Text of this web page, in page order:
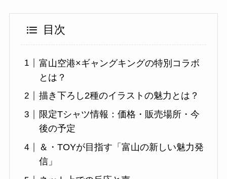
目次
富山空港×ギャングキングの特別コラボ
とは？
描き下ろし2種のイラストの魅力とは？
限定Tシャツ情報：価格・販売場所・今
後の予定
＆・TOYが目指す「富山の新しい魅力発
信」